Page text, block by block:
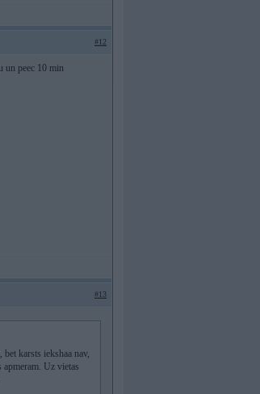
#12
un peec 10 min
#13
karsts iekshaa nav,
Uz vietas